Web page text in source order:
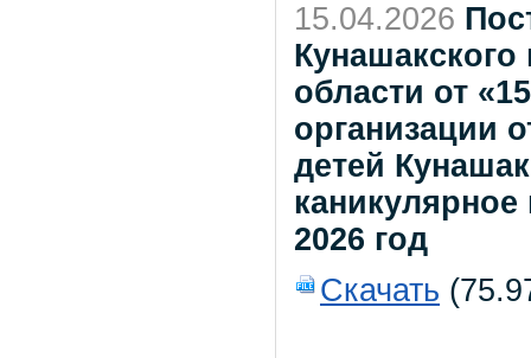
15.04.2026
области от
организации
детей
каникулярное
2026 год
Скачать